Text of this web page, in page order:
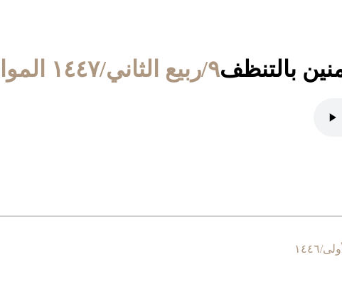
٩/ربيع الثاني/١٤٤٧ الموافق ١/أكتوبر/٢٠٢٥